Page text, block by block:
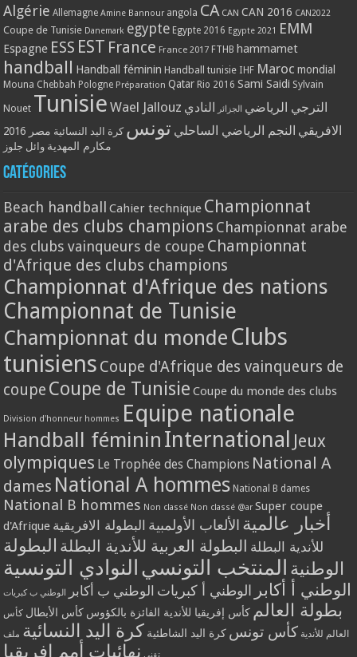
Algérie Allemagne Amine Bannour angola CA CAN CAN 2016 CAN2022
Coupe de Tunisie Danemark egypte Egypte 2016 Egypte 2021 EMM
Espagne ESS EST France France 2017 FTHB hammamet
handball Handball féminin Handball tunisie IHF Maroc mondial
Mouna Chebbah Pologne Préparation Qatar Rio 2016 Sami Saidi Sylvain
Nouet Tunisie Wael Jallouz الترجي الرياضي الجزائر النادي
الافريقي النجم الرياضي الساحلي تونس كرة اليد النسائية مصر 2016
مكارم المهدية وائل جلوز
Catégories
Beach handball Cahier technique Championnat
arabe des clubs champions Championnat arabe
des clubs vainqueurs de coupe Championnat
d'Afrique des clubs champions
Championnat d'Afrique des nations
Championnat de Tunisie
Championnat du monde Clubs
tunisiens Coupe d'Afrique des vainqueurs de
coupe Coupe de Tunisie Coupe du monde des clubs
Division d'honneur hommes Equipe nationale
Handball féminin International Jeux
olympiques Le Trophée des Champions National A
dames National A hommes National B dames
National B hommes Non classé Non classé @ar Super coupe
d'Afrique
أخبار عالمية الألعاب الأولمبية البطولة الافريقية
للأندية البطلة البطولة العربية للأندية البطلة البطولة
الوطنية المنتخب التونسي النوادي التونسية
الوطني أ أكابر الوطني أ كبريات الوطني ب أكابر الوطني ب كبريات
بطولة العالم كأس إفريقيا للأندية الفائزة بالكؤوس كأس الأبطال كأس
العالم للأندية كأس تونس كرة اليد الشاطئية كرة اليد النسائية ملف
نهائيات أمم إفريقيا